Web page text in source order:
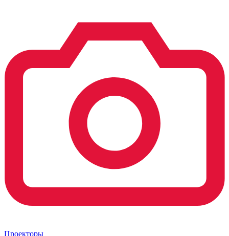
Проекторы